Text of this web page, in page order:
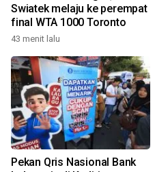
Swiatek melaju ke perempat
final WTA 1000 Toronto
43 menit lalu
Pekan Qris Nasional Bank